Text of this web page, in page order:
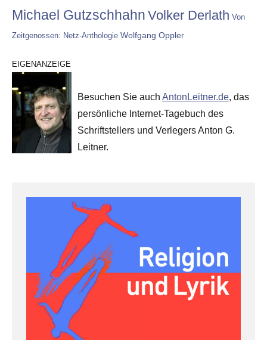
Michael Gutzschhahn Volker Derlath Von
Zeitgenossen: Netz-Anthologie Wolfgang Oppler
EIGENANZEIGE
Besuchen Sie auch AntonLeitner.de, das
persönliche Internet-Tagebuch des
Schriftstellers und Verlegers Anton G.
Leitner.